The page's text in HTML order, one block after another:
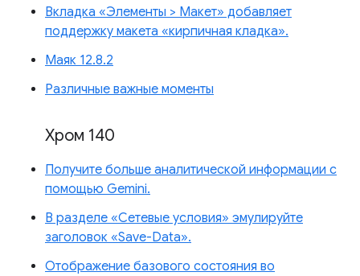
Вкладка «Элементы > Макет» добавляет
поддержку макета «кирпичная кладка».
Маяк 12.8.2
Различные важные моменты
Хром 140
Получите больше аналитической информации с
помощью Gemini.
В разделе «Сетевые условия» эмулируйте
заголовок «Save-Data».
Отображение базового состояния во